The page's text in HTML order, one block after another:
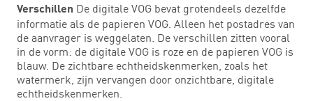
Verschillen De digitale VOG bevat grotendeels dezelfde
informatie als de papieren VOG. Alleen het postadres van
de aanvrager is weggelaten. De verschillen zitten vooral
in de vorm: de digitale VOG is roze en de papieren VOG is
blauw. De zichtbare echtheidskenmerken, zoals het
watermerk, zijn vervangen door onzichtbare, digitale
echtheidskenmerken.